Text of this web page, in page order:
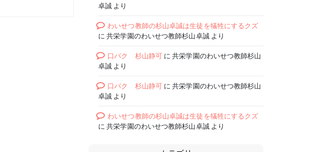
卓誠 より
わいせつ教師の杉山卓誠は生徒を犠牲にするクズ
に共栄学園のわいせつ教師杉山卓誠より
口パク 杉山静可に共栄学園のわいせつ教師杉山
卓誠 より
口パク 杉山静可に共栄学園のわいせつ教師杉山
卓誠 より
わいせつ教師の杉山卓誠は生徒を犠牲にするクズ
に共栄学園のわいせつ教師杉山卓誠より